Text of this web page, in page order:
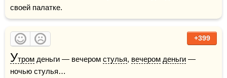
своей палатке.
+399
Утром деньги — вечером стулья, вечером деньги —
ночью стулья…